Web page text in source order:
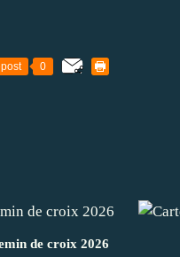
0
de croix 2026